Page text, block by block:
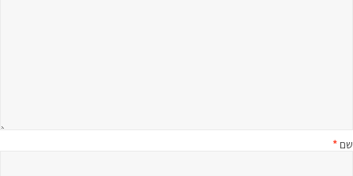
שם*